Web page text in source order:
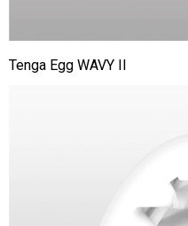
Tenga
Tenga Egg WAVY II